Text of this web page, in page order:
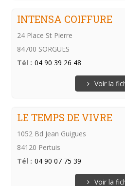
INTENSA COIFFURE
24 Place St Pierre
84700 SORGUES
Tél : 04 90 39 26 48
Voir la
LE TEMPS DE VIVRE
1052 Bd Jean Guigues
84120 Pertuis
Tél : 04 90 07 75 39
Voir la